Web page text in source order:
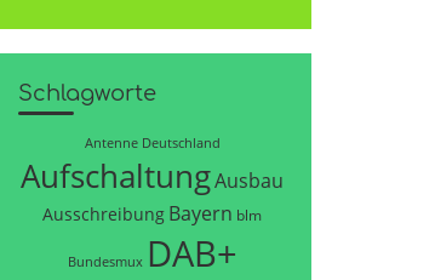
Schlagworte
Antenne Deutschland
AufschaltungAusbau
Ausschreibung Bayern blm
Bundesmux DAB+